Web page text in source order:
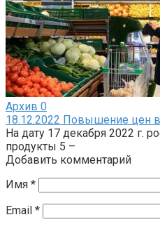
Архив 0
18.12.2022 Повышение цен
На дату 17 декабря 2022 г.
продукты 5 –
Добавить комментарий
Имя *
Email *